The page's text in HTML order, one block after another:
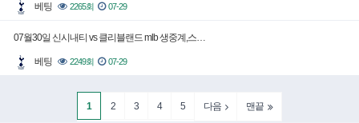
베팅 2265회 07-29
07월30일 신시내티 vs 클리블랜드 mlb 생중계,스…
베팅 2249회 07-29
1 2 3 4 5 다음 맨끝